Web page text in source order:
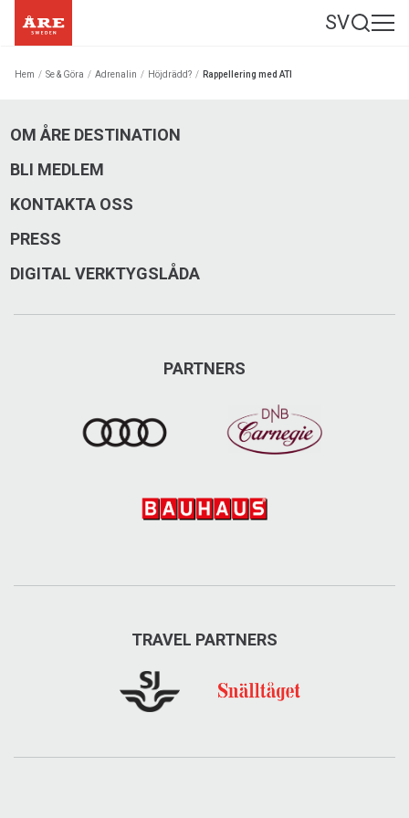
SV
Hem / Se & Göra / Adrenalin / Höjdrädd? / Rappellering med ATI
OM ÅRE DESTINATION
BLI MEDLEM
KONTAKTA OSS
PRESS
DIGITAL VERKTYGSLÅDA
PARTNERS
TRAVEL PARTNERS